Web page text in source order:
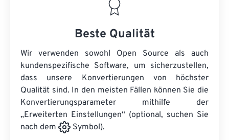
Beste Qualität
Wir verwenden sowohl Open Source als auch
kundenspezifische Software, um sicherzustellen,
dass unsere Konvertierungen von höchster
Qualität sind. In den meisten Fällen können Sie die
Konvertierungsparameter mithilfe der
„Erweiterten Einstellungen“ (optional, suchen Sie
nach dem
Symbol).